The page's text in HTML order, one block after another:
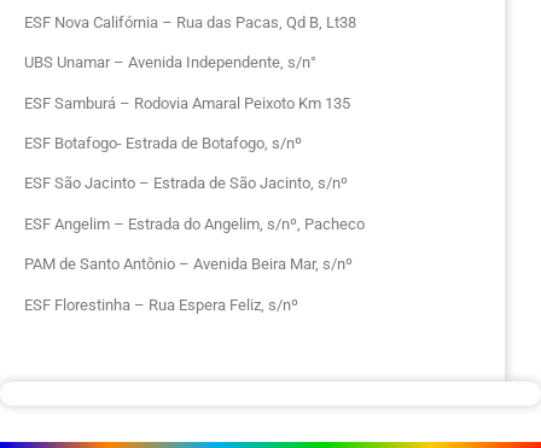
ESF Nova Califórnia – Rua das Pacas, Qd B, Lt38
UBS Unamar – Avenida Independente, s/n°
ESF Samburá – Rodovia Amaral Peixoto Km 135
ESF Botafogo- Estrada de Botafogo, s/nº
ESF São Jacinto – Estrada de São Jacinto, s/nº
ESF Angelim – Estrada do Angelim, s/nº, Pacheco
PAM de Santo Antônio – Avenida Beira Mar, s/nº
ESF Florestinha – Rua Espera Feliz, s/nº